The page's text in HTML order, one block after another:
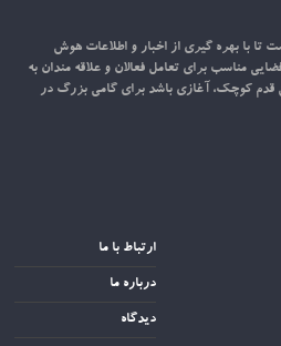
با بهره گیری از اخبار و اطلاعات هوش
مناسب برای تعامل فعالان و علاقه مندان به
قدم کوچک، آغازی باشد برای گامی بزرگ در
ارتباط با ما
درباره ما
دیدگاه